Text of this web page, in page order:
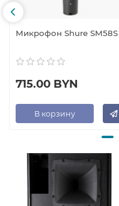
Микрофон Shure SM58S
715.00 BYN
В корзину